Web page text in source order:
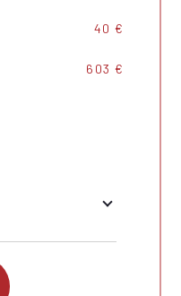
40 €
603 €